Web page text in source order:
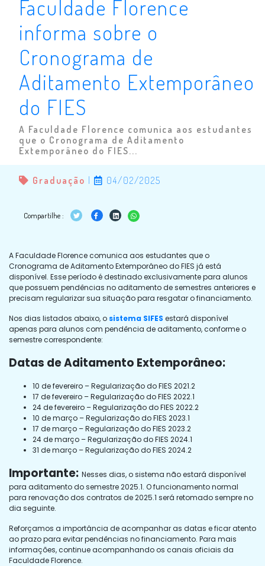
Faculdade Florence
informa sobre o
Cronograma de
Aditamento Extemporâneo
do FIES
A Faculdade Florence comunica aos estudantes
que o Cronograma de Aditamento
Extemporâneo do FIES...
Graduação | 04/02/2025
Compartilhe :
A Faculdade Florence comunica aos estudantes que o
Cronograma de Aditamento Extemporâneo do FIES já está
disponível. Esse período é destinado exclusivamente para alunos
que possuem pendências no aditamento de semestres anteriores e
precisam regularizar sua situação para resgatar o financiamento.
Nos dias listados abaixo, o sistema SIFES estará disponível
apenas para alunos com pendência de aditamento, conforme o
semestre correspondente:
Datas de Aditamento Extemporâneo:
10 de fevereiro – Regularização do FIES 2021.2
17 de fevereiro – Regularização do FIES 2022.1
24 de fevereiro – Regularização do FIES 2022.2
10 de março – Regularização do FIES 2023.1
17 de março – Regularização do FIES 2023.2
24 de março – Regularização do FIES 2024.1
31 de março – Regularização do FIES 2024.2
Importante: Nesses dias, o sistema não estará disponível
para aditamento do semestre 2025.1. O funcionamento normal
para renovação dos contratos de 2025.1 será retomado sempre no
dia seguinte.
Reforçamos a importância de acompanhar as datas e ficar atento
ao prazo para evitar pendências no financiamento. Para mais
informações, continue acompanhando os canais oficiais da
Faculdade Florence.